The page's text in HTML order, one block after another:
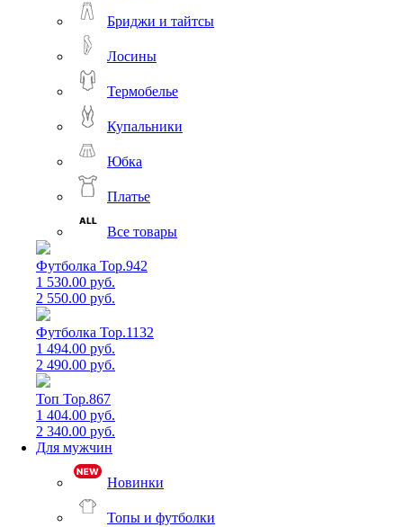
Бриджи и тайтсы
Лосины
Термобелье
Купальники
Юбка
Платье
Все товары
Футболка Top.942
1 530.00 руб.
2 550.00 руб.
Футболка Top.1132
1 494.00 руб.
2 490.00 руб.
Топ Top.867
1 404.00 руб.
2 340.00 руб.
Для мужчин
Новинки
Топы и футболки